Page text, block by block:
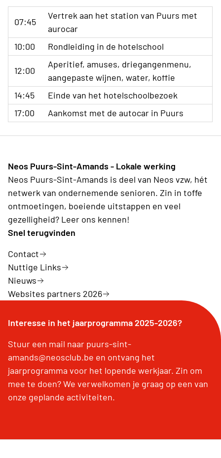
07:45
Vertrek aan het station van Puurs met
aurocar
10:00
Rondleiding in de hotelschool
12:00
Aperitief, amuses, driegangenmenu,
aangepaste wijnen, water, koffie
14:45
Einde van het hotelschoolbezoek
17:00
Aankomst met de autocar in Puurs
Neos Puurs-Sint-Amands - Lokale werking
Neos Puurs-Sint-Amands is deel van Neos vzw, hét
netwerk van ondernemende senioren. Zin in toffe
ontmoetingen, boeiende uitstappen en veel
gezelligheid? Leer ons kennen!
Snel terugvinden
Contact
Nuttige Links
Nieuws
Websites partners 2026
Interesse in het jaarprogramma 2025-2026?
Stuur een mail naar puurs-sint-
amands@neosclub.be en ontvang het
jaarprogramma voor het lopende werkjaar. Zin om
mee te doen? We verwelkomen je graag op een van
onze geplande activiteiten.